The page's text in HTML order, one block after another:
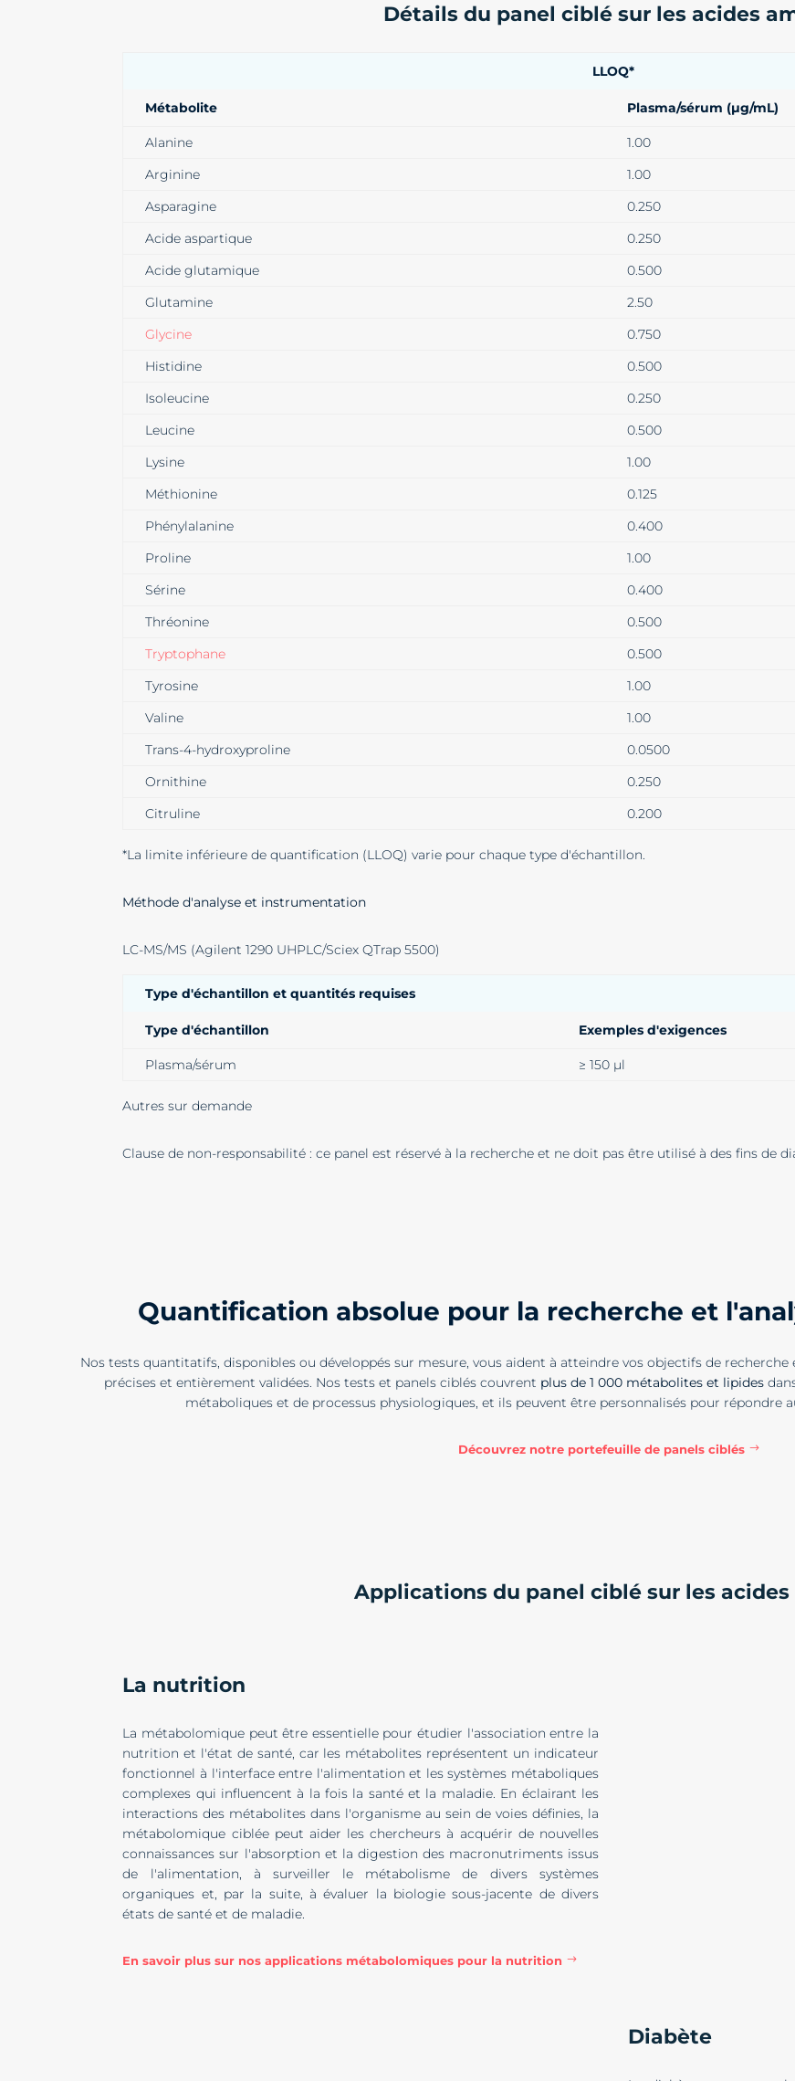
Détails du panel ciblé sur les acides
LLOQ*
Métabolite Plasma/sérum (µg/mL)
Alanine
1.00
Arginine
1.00
Asparagine
0.250
Acide aspartique
0.250
Acide glutamique
0.500
Glutamine
2.50
Glycine
0.750
Histidine
0.500
Isoleucine
0.250
Leucine
0.500
Lysine
1.00
Méthionine
0.125
Phénylalanine
0.400
Proline
1.00
Sérine
0.400
Thréonine
0.500
Tryptophane
0.500
Tyrosine
1.00
Valine
1.00
Trans-4-hydroxyproline
0.0500
Ornithine
0.250
Citruline
0.200
*La limite inférieure de quantification (LLOQ) varie pour chaque type d'échantillon.
Méthode d'analyse et instrumentation
LC-MS/MS (Agilent 1290 UHPLC/Sciex QTrap 5500)
Type d'échantillon et quantités requises
Type d'échantillon Exemples d'exigences
Plasma/sérum ≥ 150 µl
Autres sur demande
Clause de non-responsabilité : ce panel est réservé à la recherche et ne doit pas être utilisé à des fins de
Quantification absolue pour la recherche et
Nos tests quantitatifs, disponibles ou développés sur mesure, vous aident à atteindre vos objectifs de
précises et entièrement validées. Nos tests et panels ciblés couvrent plus de 1 000 métabolites et lipides
métaboliques et de processus physiologiques, et ils peuvent être personnalisés pour répondre
Découvrez notre portefeuille de panels ciblés
Applications du panel ciblé sur les
La nutrition
La métabolomique peut être essentielle pour étudier l'association entre la
nutrition et l'état de santé, car les métabolites représentent un indicateur
fonctionnel à l'interface entre l'alimentation et les systèmes métaboliques
complexes qui influencent à la fois la santé et la maladie. En éclairant les
interactions des métabolites dans l'organisme au sein de voies définies, la
métabolomique ciblée peut aider les chercheurs à acquérir de nouvelles
connaissances sur l'absorption et la digestion des macronutriments issus
de l'alimentation, à surveiller le métabolisme de divers systèmes
organiques et, par la suite, à évaluer la biologie sous-jacente de divers
états de santé et de maladie.
En savoir plus sur nos applications métabolomiques pour la nutrition
Diabète